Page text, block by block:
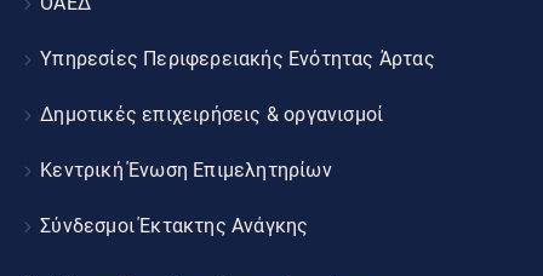
Υπηρεσίες Περιφερειακής Ενότητας Άρτας
Δημοτικές επιχειρήσεις & οργανισμοί
Κεντρική Ένωση Επιμελητηρίων
Σύνδεσμοι Έκτακτης Ανάγκης